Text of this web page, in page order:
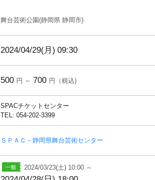
舞台芸術公園(静岡県 静岡市)
2024/04/29(月) 09:30
500 円 ～ 700 円（税込)
SPACチケットセンター
TEL: 054-202-3399
ＳＰＡＣ－静岡県舞台芸術センター
2024/03/23(土) 10:00 ～